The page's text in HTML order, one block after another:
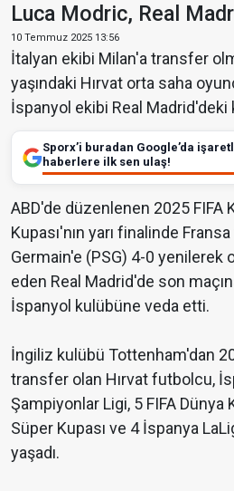
Luca Modric, Real
10 Temmuz 2025 13:56
İtalyan ekibi Milan'a transfer
yaşındaki Hırvat orta saha
İspanyol ekibi Real Madrid'deki
Sporx’i buradan Google’da
haberlere ilk sen ulaş!
ABD'de düzenlenen 2025 FIFA
Kupası'nın yarı finalinde
Germain'e (PSG) 4-0 yenilerek
eden Real Madrid'de son
İspanyol kulübüne veda etti.
İngiliz kulübü Tottenham'dan
transfer olan Hırvat futbolcu,
Şampiyonlar Ligi, 5 FIFA Dünya
Süper Kupası ve 4 İspanya
yaşadı.